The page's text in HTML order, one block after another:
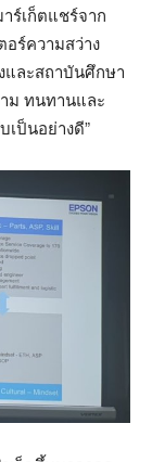
ร์เก็ตแชร์จาก
อร์ความสว่าง
และสถาบันศึกษา
ม ทนทานและ
ป็นอย่างดี”